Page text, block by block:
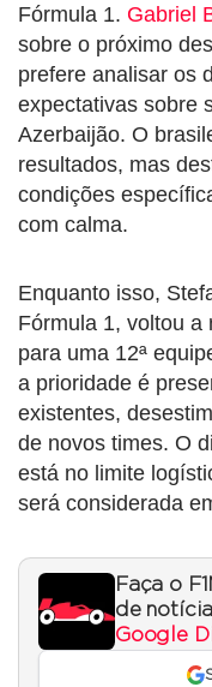
Fórmula 1. Gabriel
sobre o próximo
prefere analisar os
expectativas sobre
Azerbaijão. O
resultados, mas
condições
com calma.
Enquanto isso,
Fórmula 1, voltou a
para uma 12ª
a prioridade é
existentes,
de novos times. O
está no limite
será considerada
Faça o
de
Google